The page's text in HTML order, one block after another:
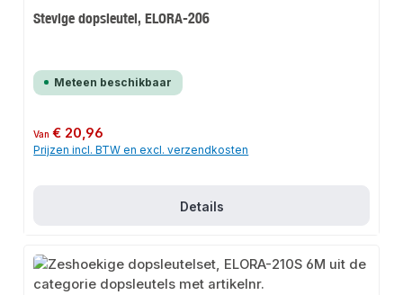
Stevige dopsleutel, ELORA-206
Meteen beschikbaar
Normale prijs:
Van€ 20,96
Prijzen incl. BTW en excl. verzendkosten
Details